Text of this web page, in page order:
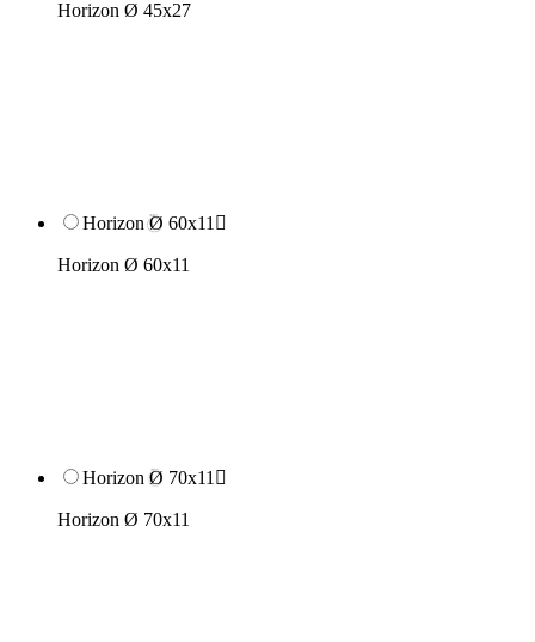
Horizon Ø 45x27
Horizon Ø 60x11 
Horizon Ø 60x11
Horizon Ø 70x11 
Horizon Ø 70x11